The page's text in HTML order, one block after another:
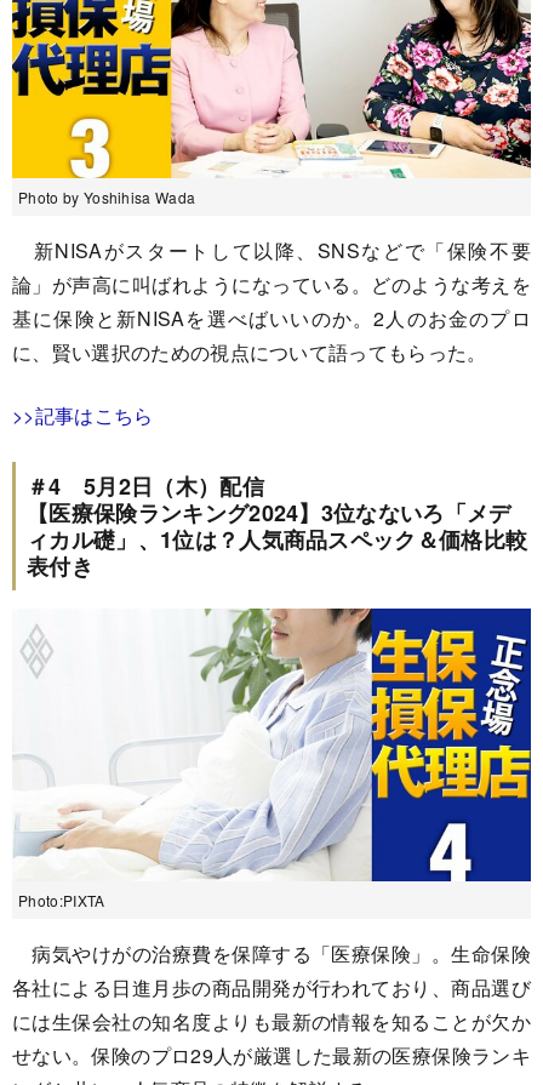
Photo by Yoshihisa Wada
新NISAがスタートして以降、SNSなどで「保険不要
論」が声高に叫ばれようになっている。どのような考えを
基に保険と新NISAを選べばいいのか。2人のお金のプロ
に、賢い選択のための視点について語ってもらった。
>>記事はこちら
＃4 5月2日（木）配信
【医療保険ランキング2024】3位なないろ「メデ
ィカル礎」、1位は？人気商品スペック＆価格比較
表付き
Photo:PIXTA
病気やけがの治療費を保障する「医療保険」。生命保険
各社による日進月歩の商品開発が行われており、商品選び
には生保会社の知名度よりも最新の情報を知ることが欠か
せない。保険のプロ29人が厳選した最新の医療保険ランキ